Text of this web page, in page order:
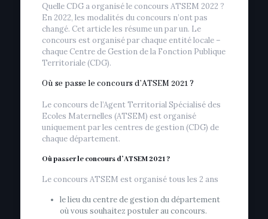
Quelle CDG a organisé le concours ATSEM 2022 ?
En 2022, les modalités du concours n’ont pas
changé. Cet article les résume un par un. Le
concours est organisé par chaque entité locale –
chaque Centre de Gestion de la Fonction Publique
Territoriale (CDG).
Où se passe le concours d’ATSEM 2021 ?
Le concours de l’Agent Territorial Spécialisé des
Ecoles Maternelles (ATSEM) est organisé
uniquement par les centres de gestion (CDG) de
chaque département.
Où passer le concours d’ATSEM 2021 ?
Le concours ATSEM est organisé tous les 2 ans
le lieu du centre de gestion du département
où vous souhaitez postuler au concours.